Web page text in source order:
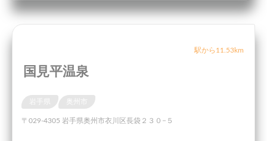
駅から11.53km
国見平温泉
岩手県
〒029-4305 岩手県奥州市衣川区長袋２３０−５